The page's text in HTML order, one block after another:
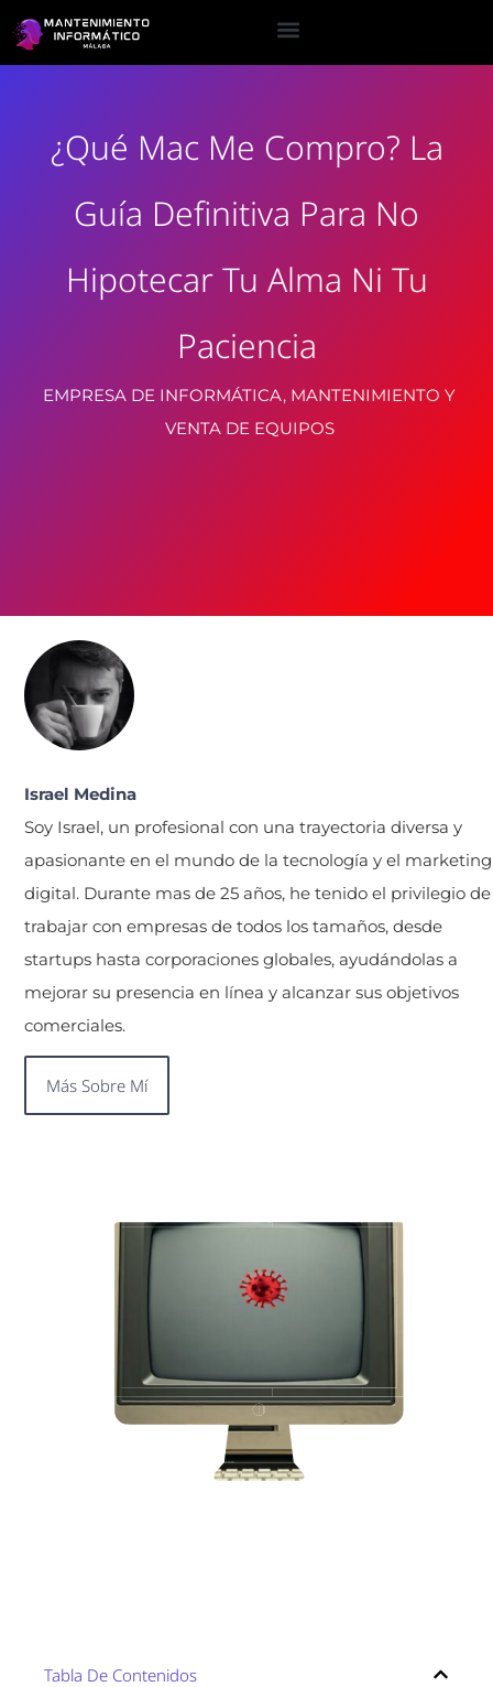
¿Qué Mac Me Compro? La
Guía Definitiva Para No
Hipotecar Tu Alma Ni Tu
Paciencia
EMPRESA DE INFORMÁTICA, MANTENIMIENTO Y
VENTA DE EQUIPOS
Israel Medina
Soy Israel, un profesional con una trayectoria diversa y
apasionante en el mundo de la tecnología y el marketing
digital. Durante mas de 25 años, he tenido el privilegio de
trabajar con empresas de todos los tamaños, desde
startups hasta corporaciones globales, ayudándolas a
mejorar su presencia en línea y alcanzar sus objetivos
comerciales.
Más Sobre Mí
Tabla De Contenidos